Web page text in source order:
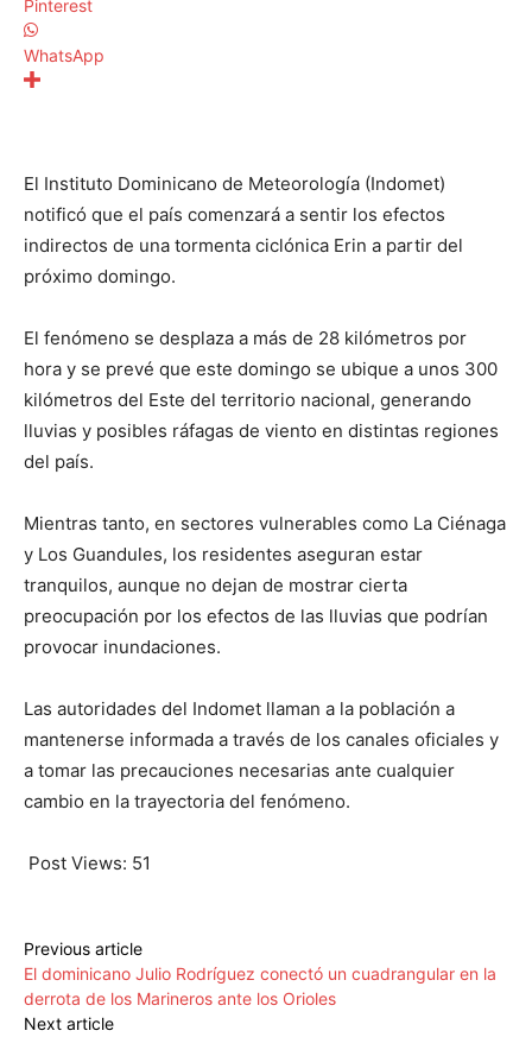
Pinterest
WhatsApp
El Instituto Dominicano de Meteorología (Indomet)
notificó que el país comenzará a sentir los efectos
indirectos de una tormenta ciclónica Erin a partir del
próximo domingo.
El fenómeno se desplaza a más de 28 kilómetros por
hora y se prevé que este domingo se ubique a unos 300
kilómetros del Este del territorio nacional, generando
lluvias y posibles ráfagas de viento en distintas regiones
del país.
Mientras tanto, en sectores vulnerables como La Ciénaga
y Los Guandules, los residentes aseguran estar
tranquilos, aunque no dejan de mostrar cierta
preocupación por los efectos de las lluvias que podrían
provocar inundaciones.
Las autoridades del Indomet llaman a la población a
mantenerse informada a través de los canales oficiales y
a tomar las precauciones necesarias ante cualquier
cambio en la trayectoria del fenómeno.
Post Views: 51
Previous article
El dominicano Julio Rodríguez conectó un cuadrangular en la
derrota de los Marineros ante los Orioles
Next article